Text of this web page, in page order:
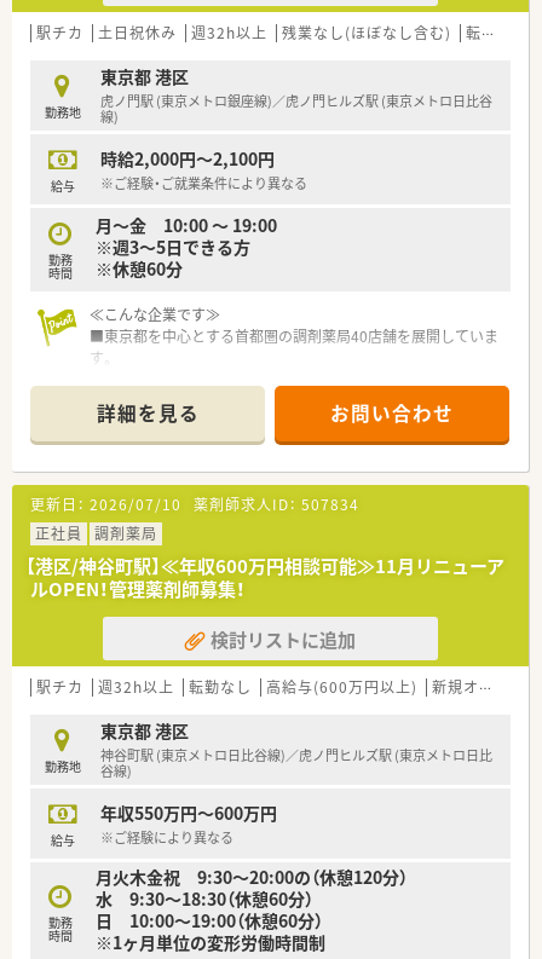
駅チカ 土日祝休み 週32h以上 残業なし(ほぼなし含む) 転勤なし
勤務地
東京都 港区
虎ノ門駅 (東京メトロ銀座線)／虎ノ門ヒルズ駅 (東京メトロ日比谷
線)
給与
時給2,000円～2,100円
※ご経験・ご就業条件により異なる
勤務
時間
月～金 10:00 ～ 19:00
※週3～5日できる方
※休憩60分
≪こんな企業です≫
■東京都を中心とする首都圏の調剤薬局40店舗を展開していま
す。
く、
ハイリスク薬から特殊薬まで幅広い処方が経験できます。
■全店舗にミスゼロ子を導入するなど、調剤過誤防止への取り組
みが徹底されております。
■社員の定着率が高く、新卒から60代のベテランまで、幅広い年
代の薬剤師が活躍しています。
■残業は店舗により、残業時間は月5～15時間程度となっていま
す。
■育児休暇・産前産後休暇の取得実績が多数あり、取得・復職率は
100％を誇っています。
■有給休暇取得率は8割程度消化でメリハリをつけた就業を推奨
長期旅行に出かける方が多くいます。
■キャリアに応じたスキルアップ研修、サプリメント研修、OTC
スキルアップできる環境が用意されております。
■都内を中心に店舗を展開しているため、転居を伴う店舗異動は
ありません。
■介護事業や保育事業も行っており、収益が多角化されており経
営が安定しております。
詳細を見る お問い合わせ
更新日： 2026/07/10 薬剤師求人ID： 507834
正社員
調剤薬局
【港区/神谷町駅】≪年収600万円相談可能≫11月リニューア
ルOPEN！管理薬剤師募集！
検討リストに追加
駅チカ 週32h以上 転勤なし 高給与(600万円以上) 新規オープン
勤務地
東京都 港区
神谷町駅 (東京メトロ日比谷線)／虎ノ門ヒルズ駅 (東京メトロ日比
谷線)
給与
年収550万円～600万円
※ご経験により異なる
勤務
時間
月火木金祝 9:30～20:00の（休憩120分）
水 9:30～18:30（休憩60分）
日 10:00～19:00（休憩60分）
※1ヶ月単位の変形労働時間制